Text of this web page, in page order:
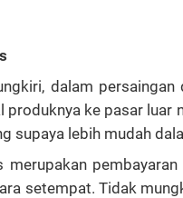
dalam
produknya ke pasar luar
supaya lebih mudah
merupakan
setempat. Tidak